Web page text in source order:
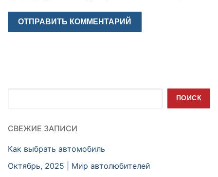
ПОИСК
СВЕЖИЕ ЗАПИСИ
Как выбрать автомобиль
Октябрь, 2025 | Мир автолюбителей